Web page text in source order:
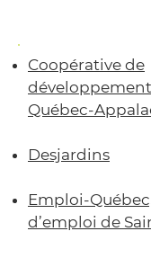
Coopérative de
Québec-
Desjardins
Emploi-
d’emploi de